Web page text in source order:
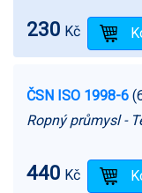
230 Kč
ČSN ISO 1998-6
Ropný průmysl -
440 Kč